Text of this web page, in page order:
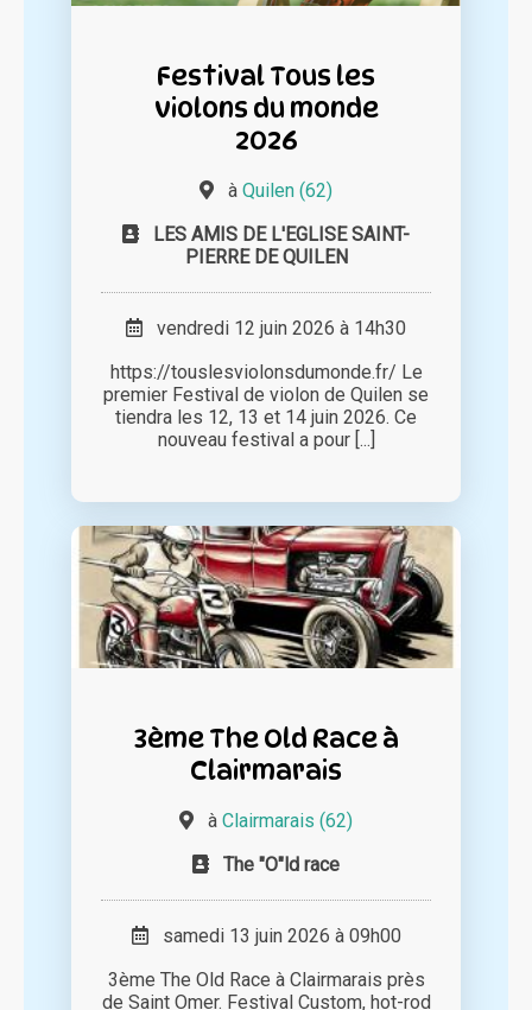
Festival Tous les
violons du monde
2026
à Quilen (62)
LES AMIS DE L'EGLISE SAINT-
PIERRE DE QUILEN
vendredi 12 juin 2026 à 14h30
https://touslesviolonsdumonde.fr/ Le
premier Festival de violon de Quilen se
tiendra les 12, 13 et 14 juin 2026. Ce
nouveau festival a pour [...]
3ème The Old Race à
Clairmarais
à Clairmarais (62)
The "O"ld race
samedi 13 juin 2026 à 09h00
3ème The Old Race à Clairmarais près
de Saint Omer. Festival Custom, hot-rod